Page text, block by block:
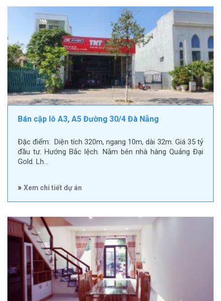
Bán cặp lô A3, A5 Đường 30/4 Đà Nẵng
Đặc điểm: Diện tích 320m, ngang 10m, dài 32m. Giá 35 tỷ
đầu tư. Hướng Bắc lệch. Nằm bên nhà hàng Quảng Đại
Gold. Lh…
» Xem chi tiết dự án